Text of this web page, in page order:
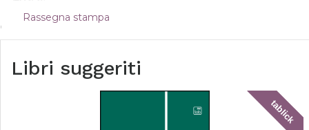
Rassegna stampa
Libri suggeriti
tablick